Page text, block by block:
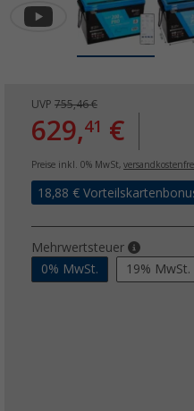
UVP 755,46 €
629,41 €
Preise inkl. 0% MwSt,
18,88 €
Mehrwertsteuer
0% MwSt.
19% MwSt.